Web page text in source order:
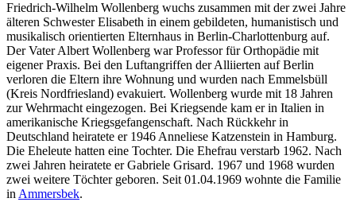
Friedrich-Wilhelm Wollenberg wuchs zusammen mit der zwei Jahre
älteren Schwester Elisabeth in einem gebildeten, humanistisch und
musikalisch orientierten Elternhaus in Berlin-Charlottenburg auf.
Der Vater Albert Wollenberg war Professor für Orthopädie mit
eigener Praxis. Bei den Luftangriffen der Alliierten auf Berlin
verloren die Eltern ihre Wohnung und wurden nach Emmelsbüll
(Kreis Nordfriesland) evakuiert. Wollenberg wurde mit 18 Jahren
zur Wehrmacht eingezogen. Bei Kriegsende kam er in Italien in
amerikanische Kriegsgefangenschaft. Nach Rückkehr in
Deutschland heiratete er 1946 Anneliese Katzenstein in Hamburg.
Die Eheleute hatten eine Tochter. Die Ehefrau verstarb 1962. Nach
zwei Jahren heiratete er Gabriele Grisard. 1967 und 1968 wurden
zwei weitere Töchter geboren. Seit 01.04.1969 wohnte die Familie
in Ammersbek.